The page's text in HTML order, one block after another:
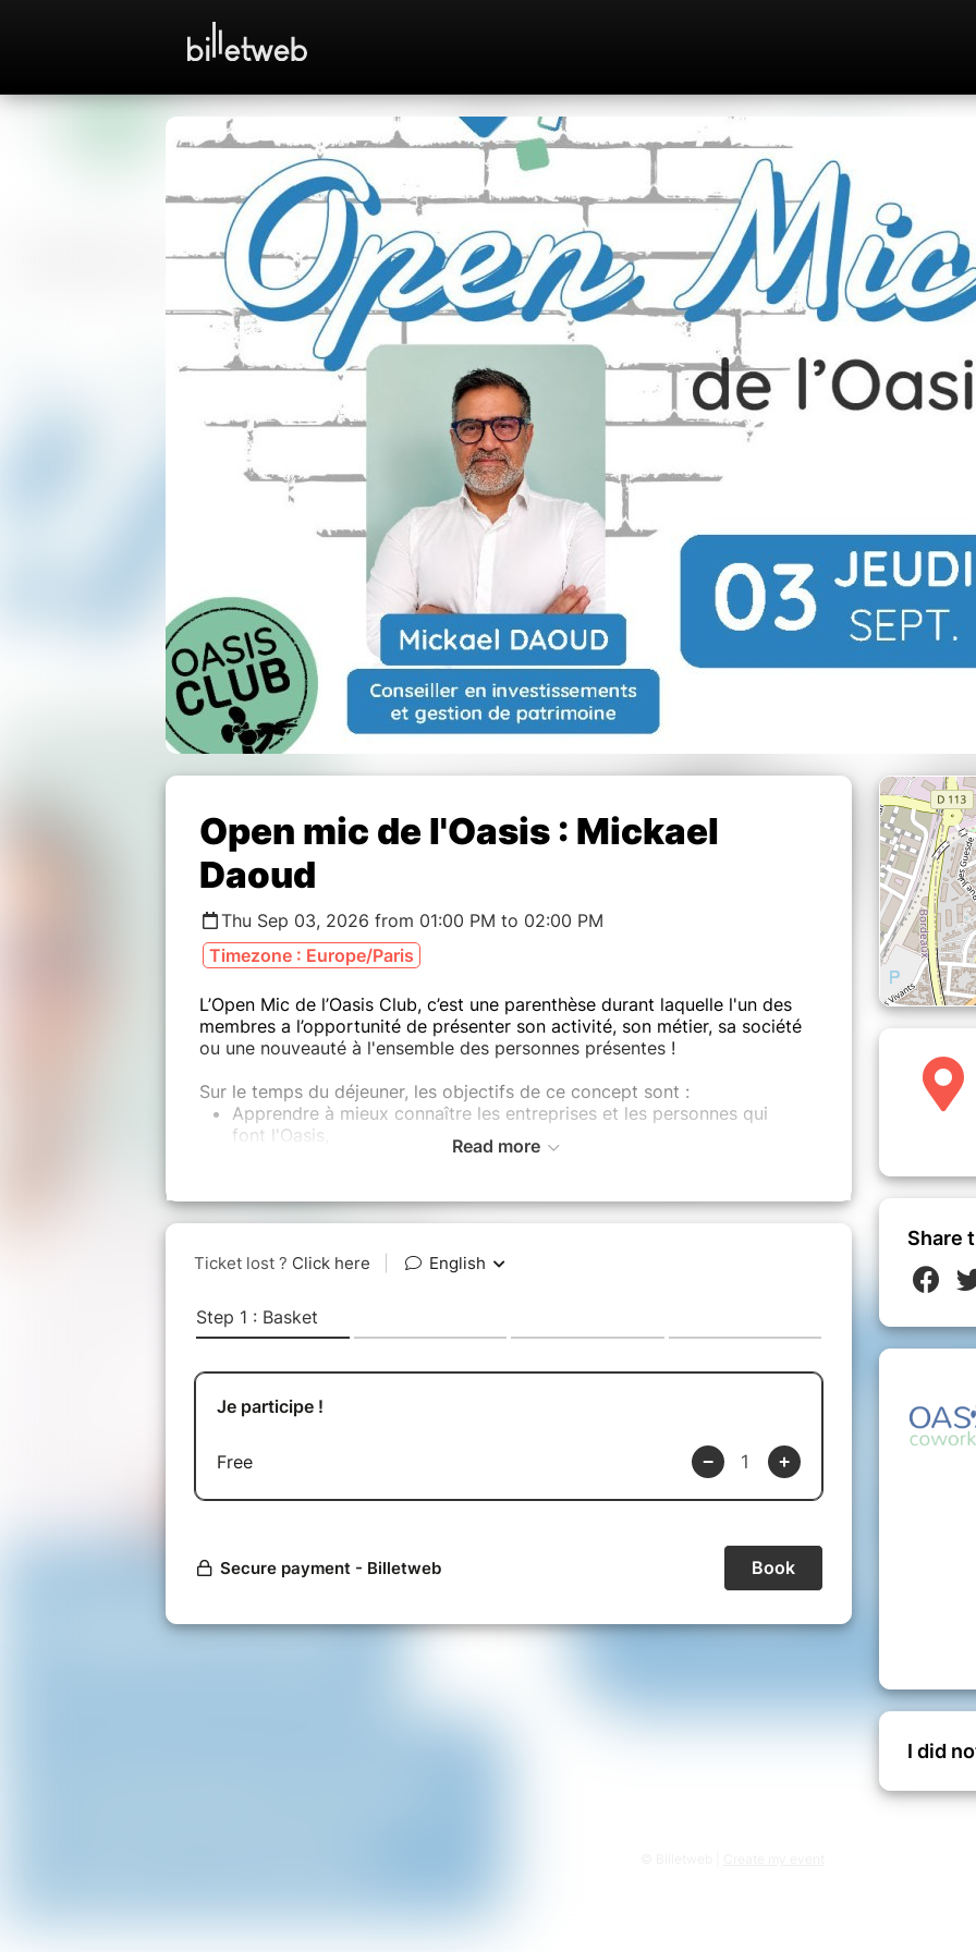
Open mic de l'Oasis : Mickael
Daoud
Thu Sep 03, 2026 from 01:00 PM to 02:00 PM
Timezone : Europe/Paris
L’Open Mic de l’Oasis Club, c’est une parenthèse durant laquelle l'un des
membres a l’opportunité de présenter son activité, son métier, sa société
ou une nouveauté à l'ensemble des personnes présentes !
Sur le temps du déjeuner, les objectifs de ce concept sont :
Apprendre à mieux connaître les entreprises et les personnes qui
font l'Oasis,
Mettre en lumière des talents et des projets,
Renforcer les liens et l’esprit de partage qui font la vie de l’Oasis !
découverte et de partage au sein de l'Oasis. Une façon de mieux se
Et c'est Mickael qui se lance pour cette session !
Son rôle est de faire de l'éducation financière afin de créer de la valeur et
démocratiser l'investissement !
questions qui vous brulent les lèvres rendez-vous le 03/09/26 à 13h !
Tu es partant pour animer le prochain open mic? Envoies-nous un mail à
Evènement résevé aux membres de l'Oasis
Read more
Share
I did